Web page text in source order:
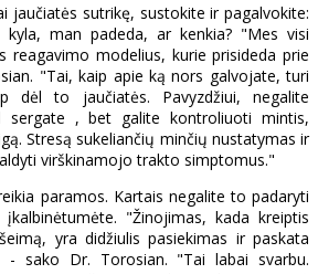
jaučiatės sutrikę, sustokite ir pagalvokite:
man padeda, ar kenkia? "Mes visi
reagavimo modelius, kurie prisideda prie
"Tai, kaip apie ką nors galvojate, turi
dėl to jaučiatės. Pavyzdžiui, negalite
sergate , bet galite kontroliuoti mintis,
Stresą sukeliančių minčių nustatymas ir
virškinamojo trakto simptomus."
paramos. Kartais negalite to padaryti
"Žinojimas, kada kreiptis
yra didžiulis pasiekimas ir paskata
- sako Dr. Torosian. "Tai labai svarbu.